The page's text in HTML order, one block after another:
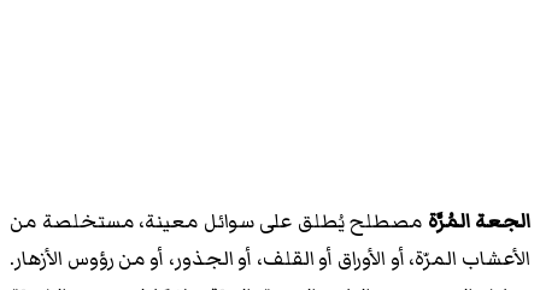
الجعة المُرَّة مصطلح يُطلق على سوائل معينة، مستخلصة من
الأعشاب المرّة، أو الأوراق أو القلف، أو الجذور، أو من رؤوس الأزهار.